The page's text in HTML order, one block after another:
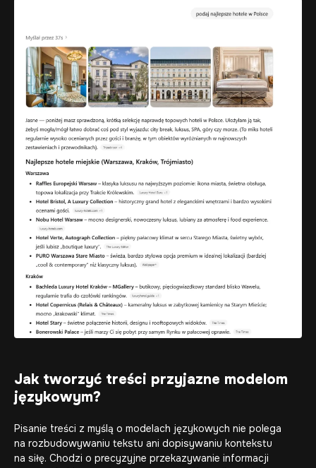
Jak tworzyć treści przyjazne modelom
językowym?
Pisanie treści z myślą o modelach językowych nie polega
na rozbudowywaniu tekstu ani dopisywaniu kontekstu
na siłę. Chodzi o precyzyjne przekazywanie informacji